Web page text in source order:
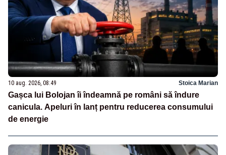
10 aug. 2026, 08:49 Stoica Marian
Gașca lui Bolojan îi îndeamnă pe români să îndure
canicula. Apeluri în lanț pentru reducerea consumului
de energie